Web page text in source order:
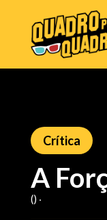
Crítica
A
() ‧